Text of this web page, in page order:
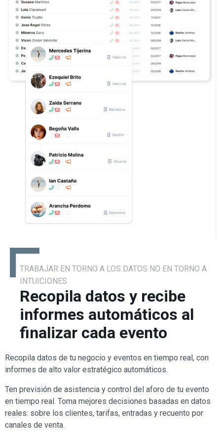
TRABAJAR EN TORNO A LOS DATOS NO EN TORNO A
INTUICIONES
Recopila datos y recibe
informes automáticos al
finalizar cada evento
Recopila datos de tu negocio y eventos en tiempo real, con
informes de alto valor estratégico automáticos.
Ten previsión de asistencia y control del aforo de tu evento
en tiempo real. Toma mejores decisiones basadas en datos
reales: sobre los clientes, tarifas, entradas y recuento por
canales de venta.